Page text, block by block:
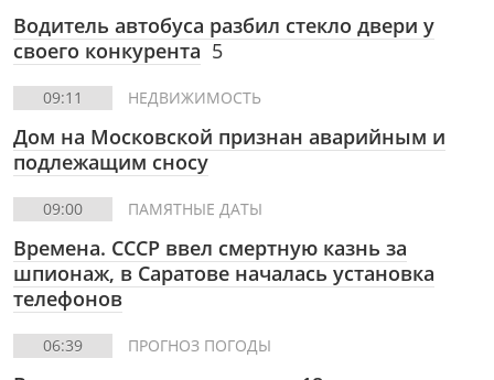
Водитель автобуса разбил стекло двери у
своего конкурента 5
09:11 НЕДВИЖИМОСТЬ
Дом на Московской признан аварийным и
подлежащим сносу
09:00 ПАМЯТНЫЕ ДАТЫ
Времена. СССР ввел смертную казнь за
шпионаж, в Саратове началась установка
телефонов
06:39 ПРОГНОЗ ПОГОДЫ